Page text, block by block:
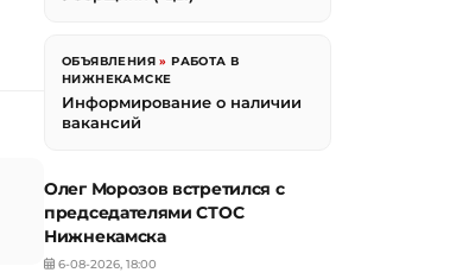
ОБЪЯВЛЕНИЯ »РАБОТА В
НИЖНЕКАМСКЕ
Информирование о наличии
вакансий
Олег Морозов встретился с
председателями СТОС
Нижнекамска
6-08-2026, 18:00